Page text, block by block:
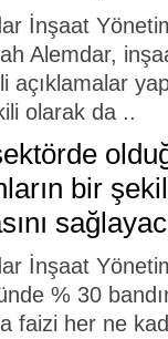
İnşaat
Alemdar,
açıklamalar
olarak da ..
bir
İnşaat
% 30
faizi her ne